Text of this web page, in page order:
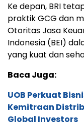
Ke depan, BRI
praktik GCG dan
Otoritas Jasa
Indonesia (BEI)
yang kuat dan
Baca Juga:
UOB Perkuat
Kemitraan
Global Investors